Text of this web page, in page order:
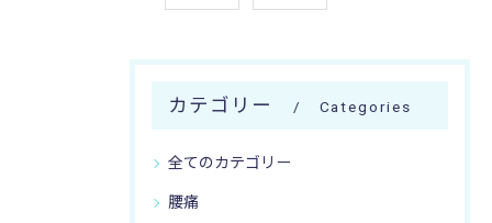
カテゴリー Categories
全てのカテゴリー
腰痛